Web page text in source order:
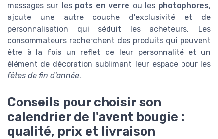
messages sur les pots en verre ou les photophores,
ajoute une autre couche d'exclusivité et de
personnalisation qui séduit les acheteurs. Les
consommateurs recherchent des produits qui peuvent
être à la fois un reflet de leur personnalité et un
élément de décoration sublimant leur espace pour les
fêtes de fin d'année.
Conseils pour choisir son
calendrier de l'avent bougie :
qualité, prix et livraison